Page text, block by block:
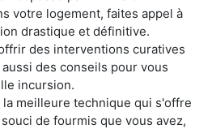
votre logement, faites appel à
drastique et définitive.
des interventions curatives
des conseils pour vous
incursion.
meilleure technique qui s'offre
de fourmis que vous avez,